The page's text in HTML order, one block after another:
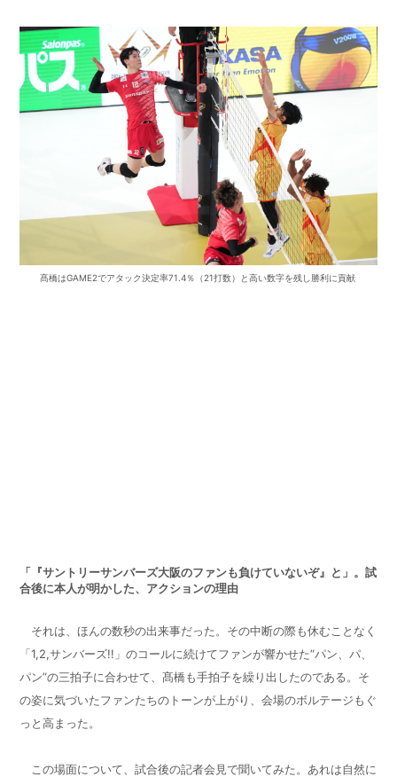
髙橋はGAME2でアタック決定率71.4％（21打数）と高い数字を残し勝利に貢献
「『サントリーサンバーズ大阪のファンも負けていないぞ』と」。試
合後に本人が明かした、アクションの理由
それは、ほんの数秒の出来事だった。その中断の際も休むことなく
「1,2,サンバーズ!! 」のコールに続けてファンが響かせた“パン、パ、
パン”の三拍子に合わせて、髙橋も手拍子を繰り出したのである。そ
の姿に気づいたファンたちのトーンが上がり、会場のボルテージもぐ
っと高まった。
この場面について、試合後の記者会見で聞いてみた。あれは自然に